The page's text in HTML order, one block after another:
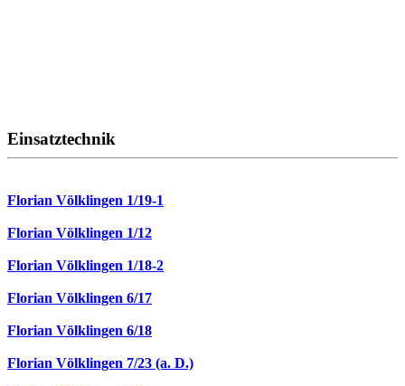
Einsatztechnik
Florian Völklingen 1/19-1
Florian Völklingen 1/12
Florian Völklingen 1/18-2
Florian Völklingen 6/17
Florian Völklingen 6/18
Florian Völklingen 7/23 (a. D.)